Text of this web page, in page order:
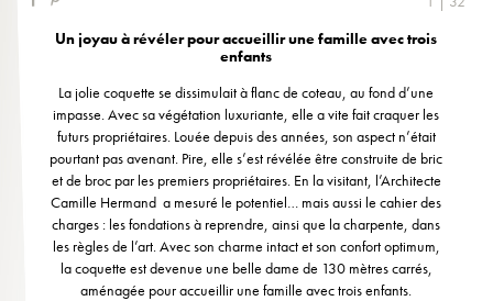
Un joyau à révéler pour accueillir une famille avec trois
enfants
La jolie coquette se dissimulait à flanc de coteau, au fond d’une
impasse. Avec sa végétation luxuriante, elle a vite fait craquer les
futurs propriétaires. Louée depuis des années, son aspect n’était
pourtant pas avenant. Pire, elle s’est révélée être construite de bric
et de broc par les premiers propriétaires. En la visitant, l’Architecte
Camille Hermand a mesuré le potentiel… mais aussi le cahier des
charges : les fondations à reprendre, ainsi que la charpente, dans
les règles de l’art. Avec son charme intact et son confort optimum,
la coquette est devenue une belle dame de 130 mètres carrés,
aménagée pour accueillir une famille avec trois enfants.